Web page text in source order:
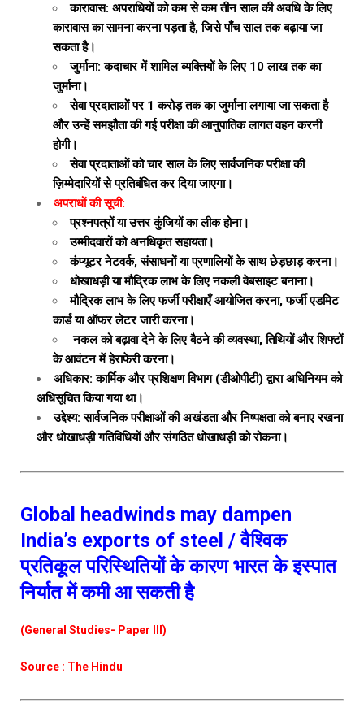
कारावास: अपराधियों को कम से कम तीन साल की अवधि के लिए
कारावास का सामना करना पड़ता है, जिसे पाँच साल तक बढ़ाया जा
सकता है।
जुर्माना: कदाचार में शामिल व्यक्तियों के लिए ₹10 लाख तक का
जुर्माना।
सेवा प्रदाताओं पर ₹1 करोड़ तक का जुर्माना लगाया जा सकता है
और उन्हें समझौता की गई परीक्षा की आनुपातिक लागत वहन करनी
होगी।
सेवा प्रदाताओं को चार साल के लिए सार्वजनिक परीक्षा की
ज़िम्मेदारियों से प्रतिबंधित कर दिया जाएगा।
अपराधों की सूची:
प्रश्नपत्रों या उत्तर कुंजियों का लीक होना।
उम्मीदवारों को अनधिकृत सहायता।
कंप्यूटर नेटवर्क, संसाधनों या प्रणालियों के साथ छेड़छाड़ करना।
धोखाधड़ी या मौद्रिक लाभ के लिए नकली वेबसाइट बनाना।
मौद्रिक लाभ के लिए फर्जी परीक्षाएँ आयोजित करना, फर्जी एडमिट
कार्ड या ऑफर लेटर जारी करना।
नकल को बढ़ावा देने के लिए बैठने की व्यवस्था, तिथियों और शिफ्टों
के आवंटन में हेराफेरी करना।
अधिकार: कार्मिक और प्रशिक्षण विभाग (डीओपीटी) द्वारा अधिनियम को
अधिसूचित किया गया था।
उद्देश्य: सार्वजनिक परीक्षाओं की अखंडता और निष्पक्षता को बनाए रखना
और धोखाधड़ी गतिविधियों और संगठित धोखाधड़ी को रोकना।
Global headwinds may dampen
India’s exports of steel / वैश्विक
प्रतिकूल परिस्थितियों के कारण भारत के इस्पात
निर्यात में कमी आ सकती है
(General Studies- Paper III)
Source : The Hindu